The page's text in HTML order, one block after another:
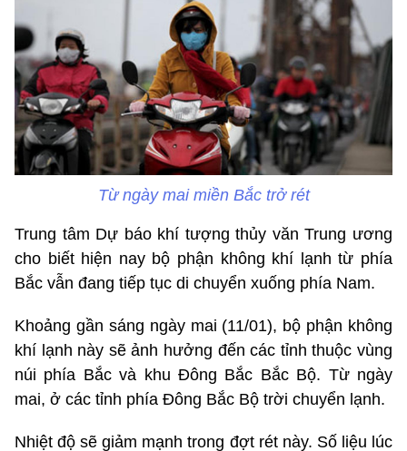
Từ ngày mai miền Bắc trở rét
Trung tâm Dự báo khí tượng thủy văn Trung ương
cho biết hiện nay bộ phận không khí lạnh từ phía
Bắc vẫn đang tiếp tục di chuyển xuống phía Nam.
Khoảng gần sáng ngày mai (11/01), bộ phận không
khí lạnh này sẽ ảnh hưởng đến các tỉnh thuộc vùng
núi phía Bắc và khu Đông Bắc Bắc Bộ. Từ ngày
mai, ở các tỉnh phía Đông Bắc Bộ trời chuyển lạnh.
Nhiệt độ sẽ giảm mạnh trong đợt rét này. Số liệu lúc